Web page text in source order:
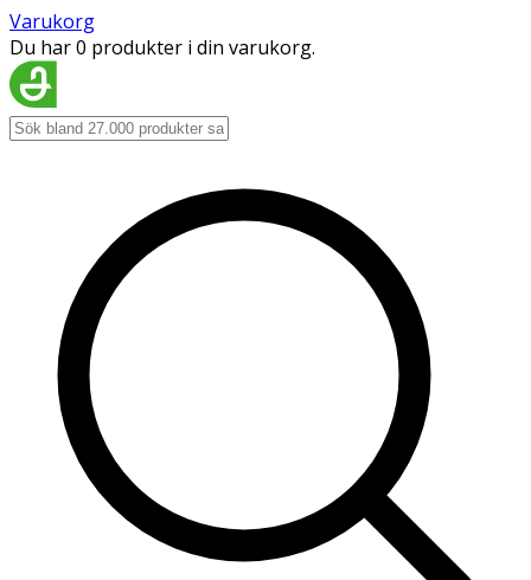
Varukorg
Du har 0 produkter i din varukorg.